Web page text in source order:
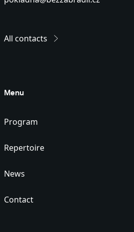
All contacts
Menu
Program
Repertoire
News
Contact